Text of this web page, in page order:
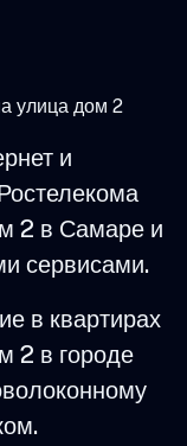
улица дом 2
и
2 в Самаре и
сервисами.
в квартирах
2 в городе